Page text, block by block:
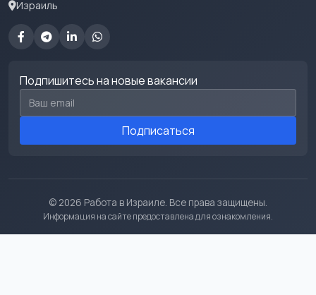
Израиль
Подпишитесь на новые вакансии
Email для подписки
Подписаться
© 2026 Работа в Израиле. Все права защищены.
Информация на сайте предоставлена для ознакомления.